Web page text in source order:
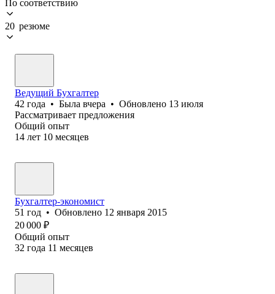
По соответствию
20 резюме
Ведущий Бухгалтер
42 года • Была вчера • Обновлено 13 июля
Рассматривает предложения
Общий опыт
14 лет 10 месяцев
Бухгалтер-экономист
51 год • Обновлено 12 января 2015
20 000 ₽
Общий опыт
32 года 11 месяцев